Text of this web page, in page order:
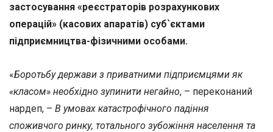
застосування «реєстраторів розрахункових
операцій» (касових апаратів) суб`єктами
підприємництва-фізичними особами.
«Боротьбу держави з приватними підприємцями як
«класом» необхідно зупинити негайно, – переконаний
нардеп, – В умовах катастрофічного падіння
споживчого ринку, тотального зубожіння населення та